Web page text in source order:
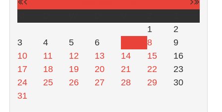
1
2
3
4 5 6 8
9
10
11 12 13 14 15
16
17
18 19 20 21 22
23
24
25 26 27 28 29
30
31